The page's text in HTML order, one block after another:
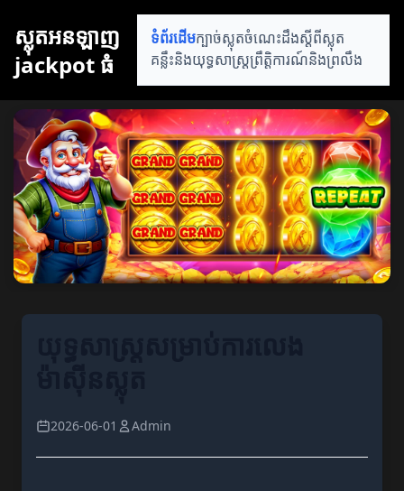
ស្លុតអនឡាញ
jackpot ធំ
ទំព័រដើមក្បាច់ស្លុតចំណេះដឹងស្តីពីស្លុត
គន្លឹះនិងយុទ្ធសាស្ត្រព្រឹត្តិការណ៍និងព្រលឹង
2026-06-01 Admin